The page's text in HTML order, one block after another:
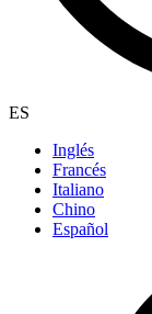
ES
Inglés
Francés
Italiano
Chino
Español